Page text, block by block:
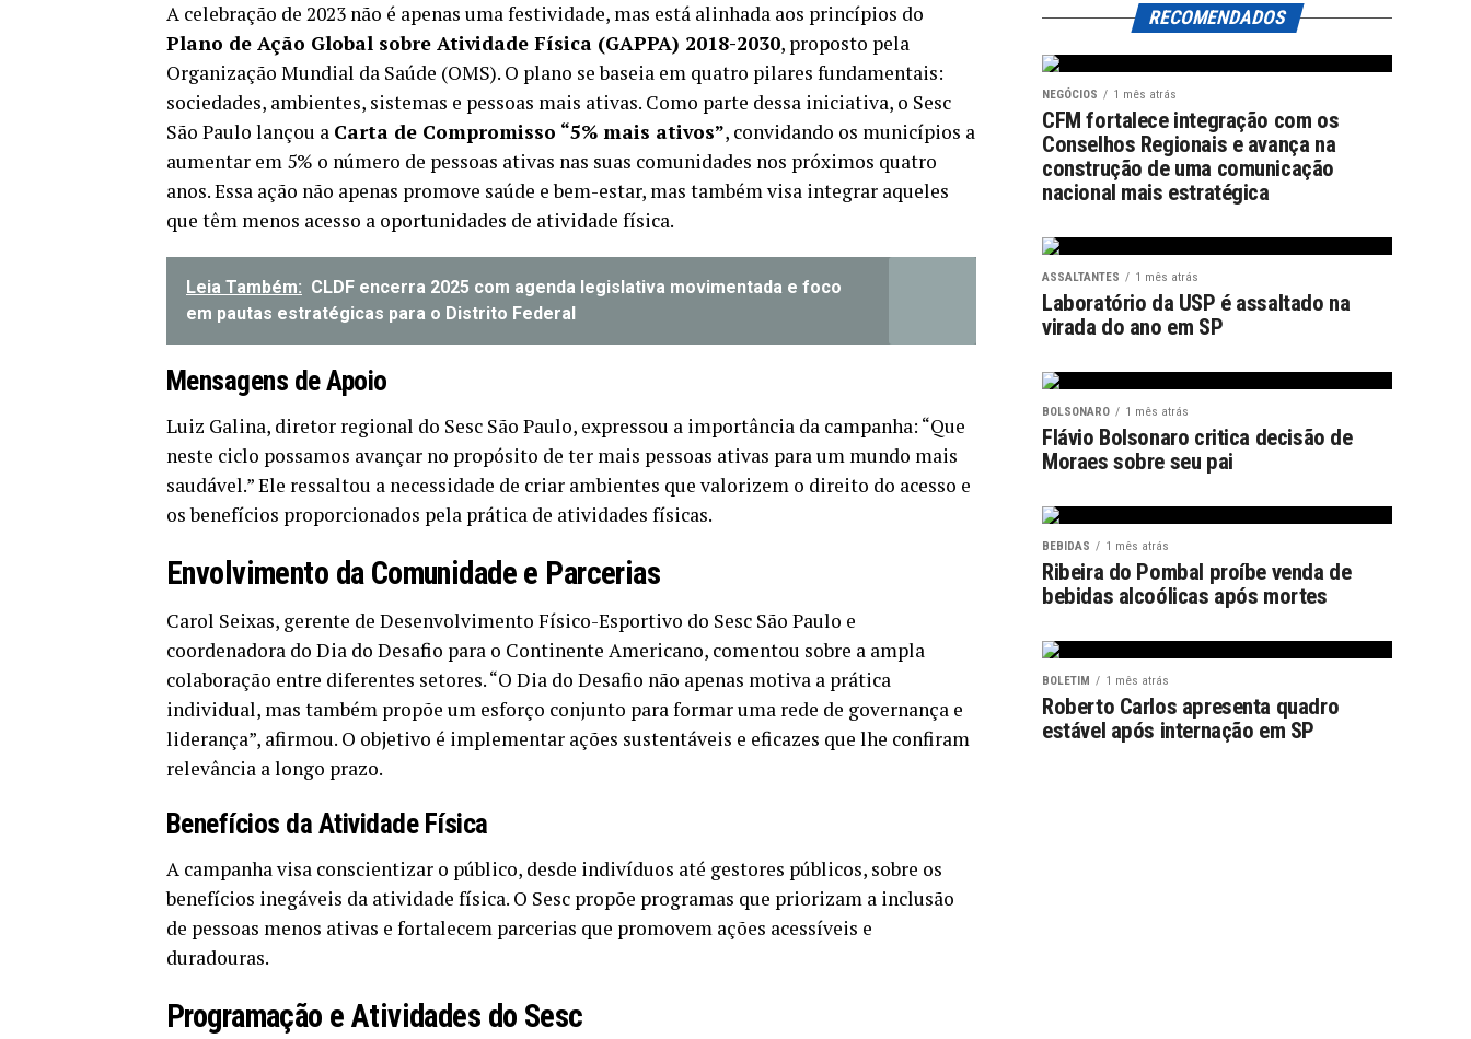
A celebração de 2023 não é apenas uma festividade, mas está alinhada aos princípios do
Plano de Ação Global sobre Atividade Física (GAPPA) 2018-2030, proposto pela
Organização Mundial da Saúde (OMS). O plano se baseia em quatro pilares fundamentais:
sociedades, ambientes, sistemas e pessoas mais ativas. Como parte dessa iniciativa, o Sesc
São Paulo lançou a Carta de Compromisso “5% mais ativos”, convidando os municípios a
aumentar em 5% o número de pessoas ativas nas suas comunidades nos próximos quatro
anos. Essa ação não apenas promove saúde e bem-estar, mas também visa integrar aqueles
que têm menos acesso a oportunidades de atividade física.
Leia Também: CLDF encerra 2025 com agenda legislativa movimentada e foco
em pautas estratégicas para o Distrito Federal
Mensagens de Apoio
Luiz Galina, diretor regional do Sesc São Paulo, expressou a importância da campanha: “Que
neste ciclo possamos avançar no propósito de ter mais pessoas ativas para um mundo mais
saudável.” Ele ressaltou a necessidade de criar ambientes que valorizem o direito do acesso e
os benefícios proporcionados pela prática de atividades físicas.
Envolvimento da Comunidade e Parcerias
Carol Seixas, gerente de Desenvolvimento Físico-Esportivo do Sesc São Paulo e
coordenadora do Dia do Desafio para o Continente Americano, comentou sobre a ampla
colaboração entre diferentes setores. “O Dia do Desafio não apenas motiva a prática
individual, mas também propõe um esforço conjunto para formar uma rede de governança e
liderança”, afirmou. O objetivo é implementar ações sustentáveis e eficazes que lhe confiram
relevância a longo prazo.
Benefícios da Atividade Física
A campanha visa conscientizar o público, desde indivíduos até gestores públicos, sobre os
benefícios inegáveis da atividade física. O Sesc propõe programas que priorizam a inclusão
de pessoas menos ativas e fortalecem parcerias que promovem ações acessíveis e
duradouras.
Programação e Atividades do Sesc
RECOMENDADOS
NEGÓCIOS 1 mês atrás
CFM fortalece integração com os
Conselhos Regionais e avança na
construção de uma comunicação
nacional mais estratégica
ASSALTANTES 1 mês atrás
Laboratório da USP é assaltado na
virada do ano em SP
BOLSONARO 1 mês atrás
Flávio Bolsonaro critica decisão de
Moraes sobre seu pai
BEBIDAS 1 mês atrás
Ribeira do Pombal proíbe venda de
bebidas alcoólicas após mortes
BOLETIM 1 mês atrás
Roberto Carlos apresenta quadro
estável após internação em SP